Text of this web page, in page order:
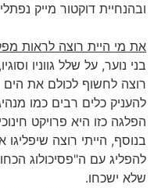
ובהנחיית דוקטור מייק
את מי היית רוצה לראות
בני נוער, על שלל גווניו
רוצה לחשוף לכולם את
להעניק כלים רבים כמו
הפלגה כזו היא פרויקט
בנוסף, הייתי רוצה שיפליגו
להפליג עם ה"פסיכולוג
שלא ישכחו.